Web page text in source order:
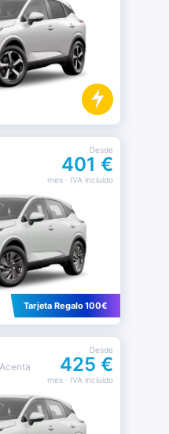
Desde
401 €
mes· IVA incluido
Tarjeta Regalo 100€
Desde
425 €
mes· IVA incluido